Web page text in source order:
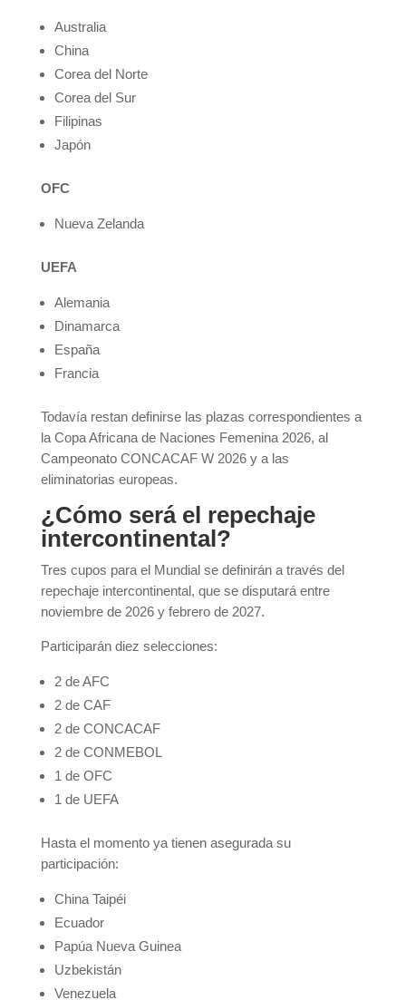
Australia
China
Corea del Norte
Corea del Sur
Filipinas
Japón
OFC
Nueva Zelanda
UEFA
Alemania
Dinamarca
España
Francia
Todavía restan definirse las plazas correspondientes a
la Copa Africana de Naciones Femenina 2026, al
Campeonato CONCACAF W 2026 y a las
eliminatorias europeas.
¿Cómo será el repechaje
intercontinental?
Tres cupos para el Mundial se definirán a través del
repechaje intercontinental, que se disputará entre
noviembre de 2026 y febrero de 2027.
Participarán diez selecciones:
2 de AFC
2 de CAF
2 de CONCACAF
2 de CONMEBOL
1 de OFC
1 de UEFA
Hasta el momento ya tienen asegurada su
participación:
China Taipéi
Ecuador
Papúa Nueva Guinea
Uzbekistán
Venezuela